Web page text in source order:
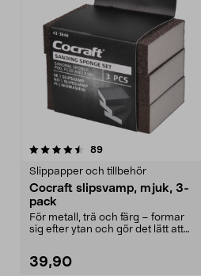
89recensioner
Slippapper och tillbehör
Cocraft slipsvamp, mjuk, 3-
pack
För metall, trä och färg – formar
sig efter ytan och gör det lätt att
39,90
4.5 av 5 stjärnor